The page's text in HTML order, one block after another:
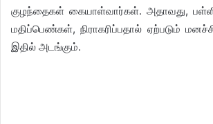
குழந்தைகள் கையாள்வார்கள். அதாவது,
மதிப்பெண்கள், நிராகரிப்பதால் ஏற்படும்
இதில் அடங்கும்.